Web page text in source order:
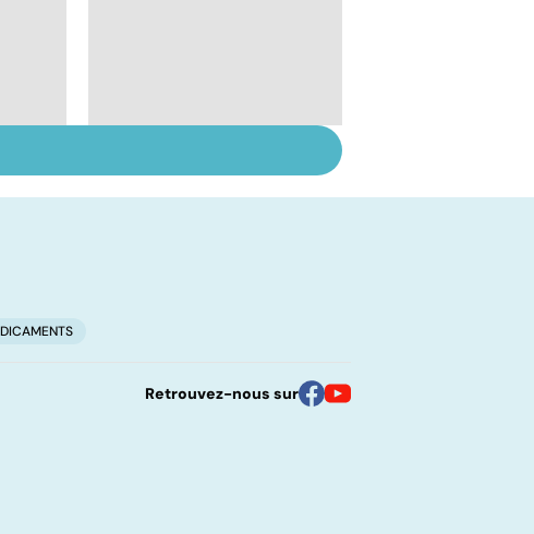
prostate : fréquent
Retrouvez-nous sur